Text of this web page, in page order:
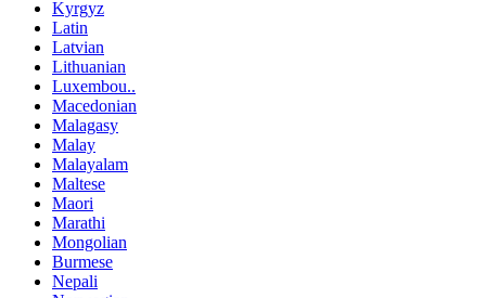
Kyrgyz
Latin
Latvian
Lithuanian
Luxembou..
Macedonian
Malagasy
Malay
Malayalam
Maltese
Maori
Marathi
Mongolian
Burmese
Nepali